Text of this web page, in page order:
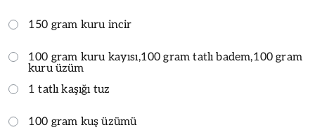
150 gram kuru incir
100 gram kuru kayısı,100 gram tatlı badem,100 gram
kuru üzüm
1 tatlı kaşığı tuz
100 gram kuş üzümü